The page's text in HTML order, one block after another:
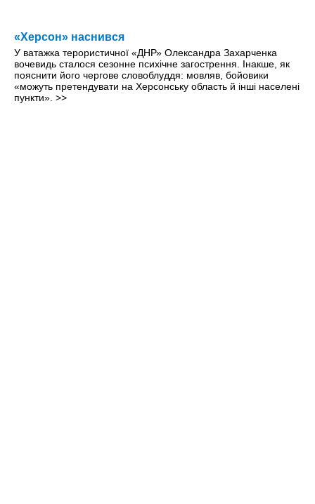
«Херсон» наснився
У ватажка терористичної «ДНР» Олександра Захарченка
вочевидь сталося сезонне психічне загострення. Інакше, як
пояснити його чергове словоблуддя: мовляв, бойовики
«можуть претендувати на Херсонську область й інші населені
пункти». >>